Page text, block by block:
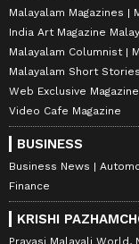
Malayalam Magazines
India Art Magazine
Malayalam Columnist
Malayalam Short Stories
Web Exclusive Magazine
Video Cafe Magazine
BUSINESS
Business News
Finance
KRISHI
Pravasi Malayali World,